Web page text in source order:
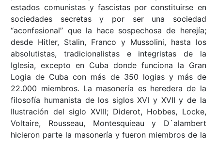
estados comunistas y fascistas por constituirse en
sociedades secretas y por ser una sociedad
“aconfesional” que la hace sospechosa de herejía;
desde Hitler, Stalin, Franco y Mussolini, hasta los
absolutistas, tradicionalistas e integristas de la
Iglesia, excepto en Cuba donde funciona la Gran
Logia de Cuba con más de 350 logias y más de
22.000 miembros. La masonería es heredera de la
filosofía humanista de los siglos XVI y XVII y de la
Ilustración del siglo XVIII; Diderot, Hobbes, Locke,
Voltaire, Rousseau, Montesquieau y D`alambert
hicieron parte la masonería y fueron miembros de la